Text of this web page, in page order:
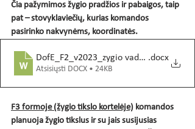
Čia pažymimos žygio pradžios ir pabaigos, taip
pat – stovyklaviečių, kurias komandos
pasirinko nakvynėms, koordinatės.
DofE_F2_v2023_zygio vadovo kortele
.docx
Atsisiųsti DOCX • 24KB
F3 formoje (žygio tikslo kortelėje) komandos
planuoja žygio tikslus ir su jais susijusias